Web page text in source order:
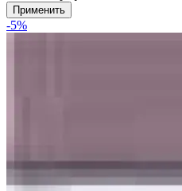
Применить
-5%